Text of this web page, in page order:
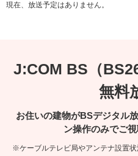
現在、放送予定はありません。
J:COM BS（
無料
お住いの建物がBSデジタル
ン操作のみでご視
※ケーブルテレビ局やアンテナ設置